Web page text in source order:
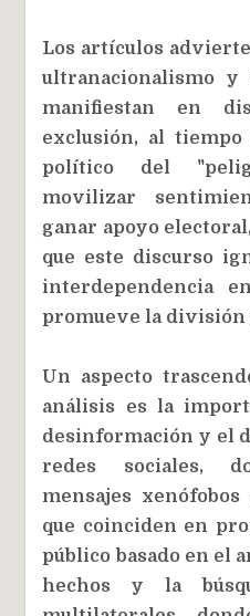
Los artículos
ultranacionalismo y
manifiestan en
exclusión, al
político del
movilizar
ganar apoyo
que este discurso
interdependencia
promueve la división
Un aspecto
análisis es la
desinformación y el
redes sociales,
mensajes
que coinciden en
público basado en el
hechos y la